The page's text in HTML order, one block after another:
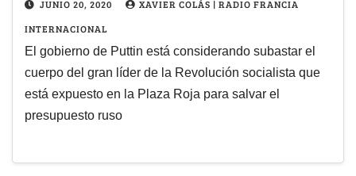
JUNIO 20, 2020
XAVIER COLÁS | RADIO FRANCIA
INTERNACIONAL
El gobierno de Puttin está considerando subastar el
cuerpo del gran líder de la Revolución socialista que
está expuesto en la Plaza Roja para salvar el
presupuesto ruso